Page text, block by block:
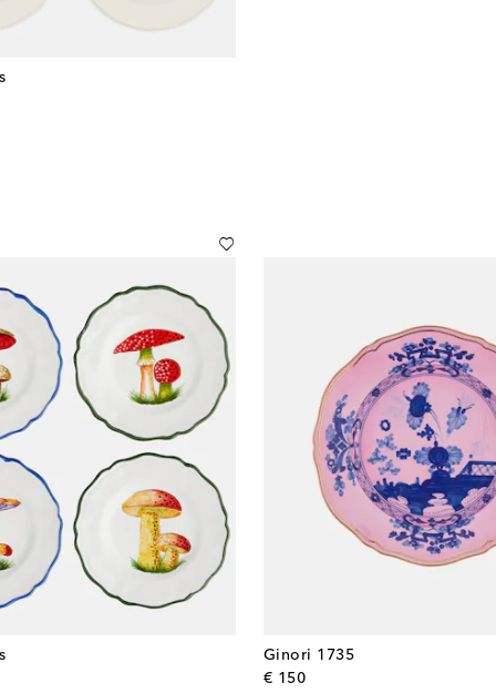
Ginori 1735
€ 150original price